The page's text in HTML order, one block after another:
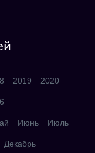
2019 2020
Июнь Июль
Декабрь